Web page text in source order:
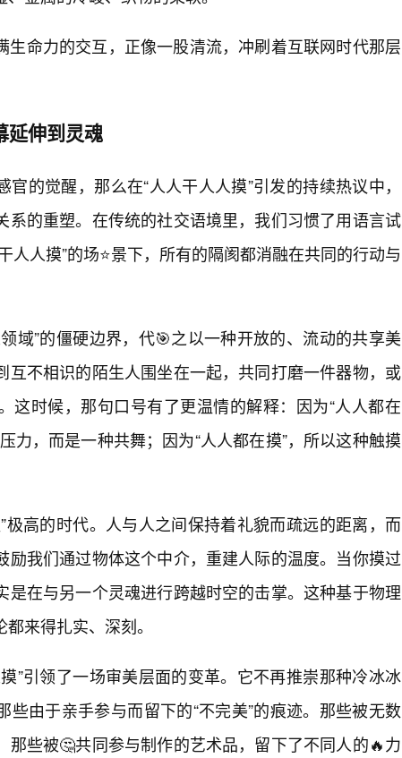
生命力的交互，正像一股清流，冲刷着互联网时代那层
延伸到灵魂
的觉醒，那么在“人人干人人摸”引发的持续热议中，
系的重塑。在传统的社交语境里，我们习惯了用语言试
人人摸”的场⭐景下，所有的隔阂都消融在共同的行动与
域”的僵硬边界，代🎯之以一种开放的、流动的共享美
互不相识的陌生人围坐在一起，共同打磨一件器物，或
这时候，那句口号有了更温情的解释：因为“人人都在
力，而是一种共舞；因为“人人都在摸”，所以这种触摸
极高的时代。人与人之间保持着礼貌而疏远的距离，而
励我们通过物体这个中介，重建人际的温度。当你摸过
是在与另一个灵魂进行跨越时空的击掌。这种基于物理
来得扎实、深刻。
”引领了一场审美层面的变革。它不再推崇那种冷冰冰
些由于亲手参与而留下的“不完美”的痕迹。那些被无数
那些被🤔共同参与制作的艺术品，留下了不同人的🔥力